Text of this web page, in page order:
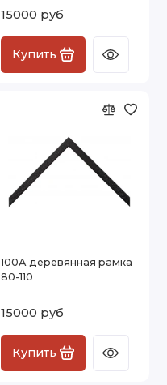
15000 руб
Купить
100А деревянная рамка
80-110
15000 руб
Купить